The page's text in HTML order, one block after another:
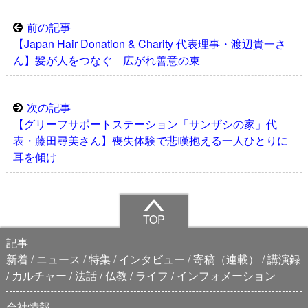
前の記事
【Japan Hair Donation & Charity 代表理事・渡辺貴一さ
ん】髪が人をつなぐ 広がれ善意の束
次の記事
【グリーフサポートステーション「サンザシの家」代
表・藤田尋美さん】喪失体験で悲嘆抱える一人ひとりに
耳を傾け
TOP
記事
新着
ニュース 特集 インタビュー 寄稿（連載）
講演録
カルチャー 法話 仏教 ライフ
インフォメーション